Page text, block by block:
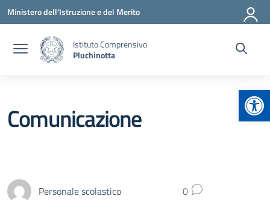
Vai ai contenuti
Vai al menu di navigazione
Vai al footer
Ministero dell'Istruzione e del Merito
Istituto Comprensivo
Pluchinotta
Comunicazione
Personale scolastico 0